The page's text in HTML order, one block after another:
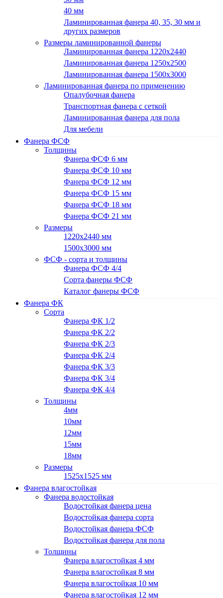
40 мм
Ламинированная фанера 40, 35, 30 мм и
других размеров
Размеры ламинированной фанеры
Ламинированная фанера 1220x2440
Ламинированная фанера 1250х2500
Ламинированная фанера 1500x3000
Ламинированная фанера по применению
Опалубочная фанера
Транспортная фанера с сеткой
Ламинированная фанера для пола
Для мебели
Фанера ФСФ
Толщины
Фанера ФСФ 6 мм
Фанера ФСФ 10 мм
Фанера ФСФ 12 мм
Фанера ФСФ 15 мм
Фанера ФСФ 18 мм
Фанера ФСФ 21 мм
Размеры
1220х2440 мм
1500х3000 мм
ФСФ - сорта и толщины
Фанера ФСФ 4/4
Сорта фанеры ФСФ
Каталог фанеры ФСФ
Фанера ФК
Сорта
Фанера ФК 1/2
Фанера ФК 2/2
Фанера ФК 2/3
Фанера ФК 2/4
Фанера ФК 3/3
Фанера ФК 3/4
Фанера ФК 4/4
Толщины
4мм
10мм
12мм
15мм
18мм
Размеры
1525х1525 мм
Фанера влагостойкая
Фанера водостойкая
Водостойкая фанера цена
Водостойкая фанера сорта
Водостойкая фанера ФСФ
Водостойкая фанера для пола
Толщины
Фанера влагостойкая 4 мм
Фанера влагостойкая 8 мм
Фанера влагостойкая 10 мм
Фанера влагостойкая 12 мм